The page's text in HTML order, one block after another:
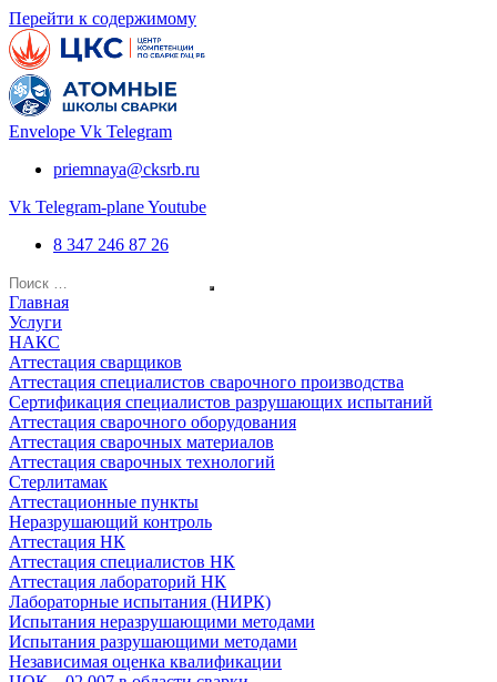
Перейти к содержимому
Envelope Vk Telegram
priemnaya@cksrb.ru
Vk Telegram-planeYoutube
8 347 246 87 26
Главная
Услуги
НАКС
Аттестация сварщиков
Аттестация специалистов сварочного производства
Сертификация специалистов разрушающих испытаний
Аттестация сварочного оборудования
Аттестация сварочных материалов
Аттестация сварочных технологий
Стерлитамак
Аттестационные пункты
Неразрушающий контроль
Аттестация НК
Аттестация специалистов НК
Аттестация лабораторий НК
Лабораторные испытания (НИРК)
Испытания неразрушающими методами
Испытания разрушающими методами
Независимая оценка квалификации